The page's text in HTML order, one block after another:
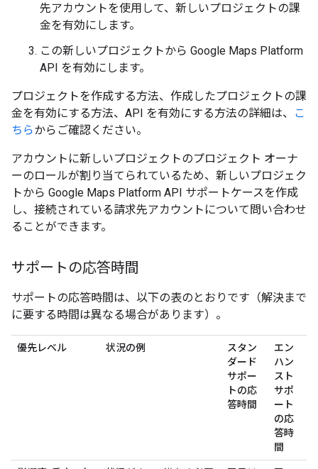
先アカウントを使用して、新しいプロジェクトの課
金を有効にします。
この新しいプロジェクトから Google Maps Platform
API を有効にします。
プロジェクトを作成する方法、作成したプロジェクトの課
金を有効にする方法、API を有効にする方法の詳細は、
こ
ちらからご確認ください。
アカウントに新しいプロジェクトのプロジェクト オーナ
ーのロールが割り当てられているため、新しいプロジェク
トから Google Maps Platform API サポートケースを作成
し、接続されている請求先アカウントについて問い合わせ
ることができます。
サポートの応答時間
サポートの応答時間は、以下の表のとおりです（解決まで
に要する時間は異なる場合があります）。
優先レベル 状況の例
スタン
ダード
サポー
トの応
答時間
エン
ハン
スト
サポ
ート
の応
答時
間